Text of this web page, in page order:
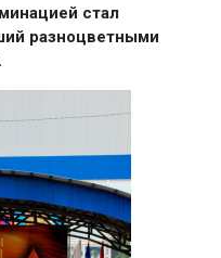
стал
разноцветными